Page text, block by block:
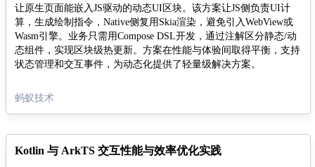
让原生页面能嵌入JS驱动的动态UI区块。该方案让JS侧负责UI计
算，生成绘制指令，Native侧复用Skia渲染，避免引入WebView或
Wasm引擎。业务只需用Compose DSL开发，通过注解区分静态/动
态组件，实现区块级热更新。方案在性能与体验间取得平衡，支持
状态管理和交互事件，为动态化提供了轻量级解决方案。
蚂蚁技术
Kotlin 与 ArkTS 交互性能与效率优化实践